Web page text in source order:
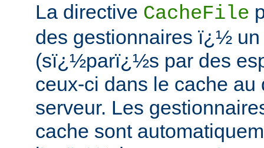
La directive CacheFile
des gestionnaires ï¿½
(sï¿½parï¿½s par des
ceux-ci dans le cache
serveur. Les
cache sont